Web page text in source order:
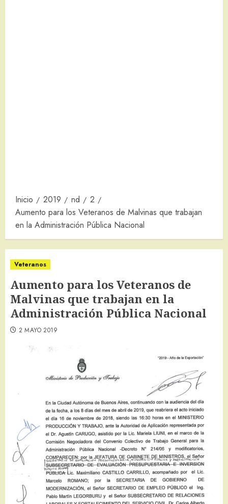
Inicio 2019 nd
2
Aumento para los Veteranos de Malvinas que trabajan
en la Administración Pública Nacional
Veteranos
Aumento para los Veteranos de
Malvinas que trabajan en la
Administración Pública Nacional
2 MAYO 2019